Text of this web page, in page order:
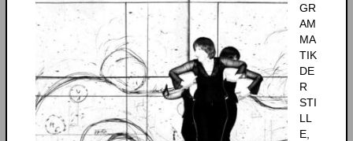
GR
AM
MA
TIK
DE
R
STI
LL
E,